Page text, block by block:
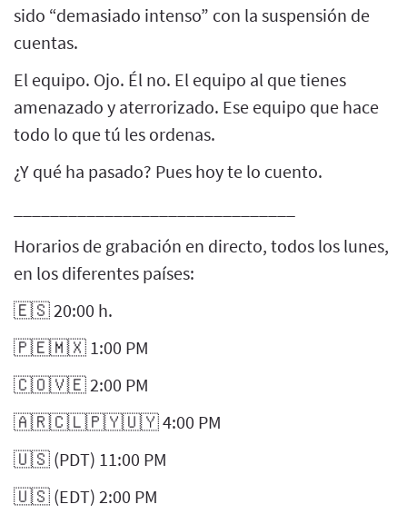
sido “demasiado intenso” con la suspensión de
cuentas.
El equipo. Ojo. Él no. El equipo al que tienes
amenazado y aterrorizado. Ese equipo que hace
todo lo que tú les ordenas.
¿Y qué ha pasado? Pues hoy te lo cuento.
Horarios de grabación en directo, todos los lunes,
en los diferentes países:
🇪🇸 20:00 h.
🇵🇪🇲🇽 1:00 PM
🇨🇴🇻🇪 2:00 PM
🇦🇷🇨🇱🇵🇾🇺🇾 4:00 PM
🇺🇸 (PDT) 11:00 PM
🇺🇸 (EDT) 2:00 PM